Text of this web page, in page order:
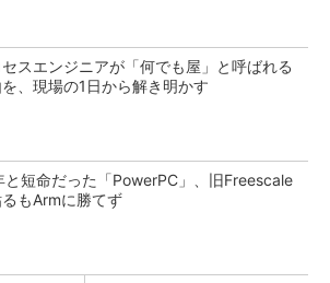
スエンジニアが「何でも屋」と呼ばれる
、現場の1日から解き明かす
と短命だった「PowerPC」、旧Freescale
もArmに勝てず